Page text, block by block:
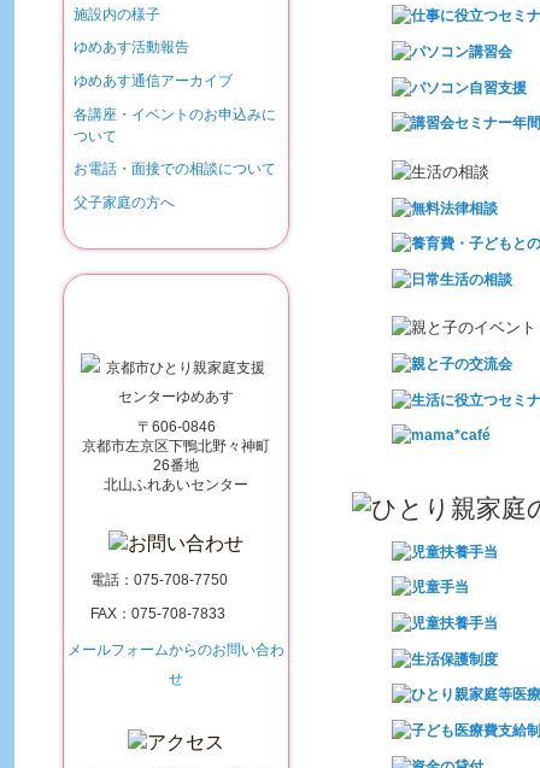
施設内の様子
ゆめあす活動報告
ゆめあす通信アーカイブ
各講座・イベントのお申込みに
ついて
お電話・面接での相談について
父子家庭の方へ
京都市ひとり親家庭
〒606-0846
京都市左京区下鴨北野々神町
26番地
北山ふれあいセンター
電話： 075-708-7750
FAX：075-708-7833
メールフォームからのお問い合わ
せ